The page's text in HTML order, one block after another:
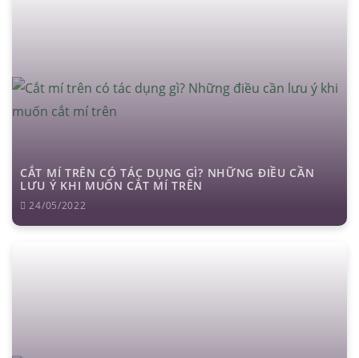
CẮT MÍ TRÊN CÓ TÁC DỤNG GÌ? NHỮNG ĐIỀU CẦN
LƯU Ý KHI MUỐN CẮT MÍ TRÊN
24/05/2022